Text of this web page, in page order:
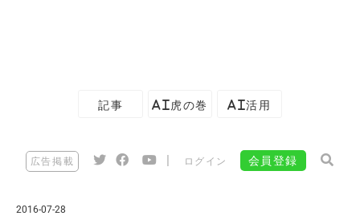
記事 AI虎の巻 AI活用
広告掲載 ログイン 会員登録
2016-07-28